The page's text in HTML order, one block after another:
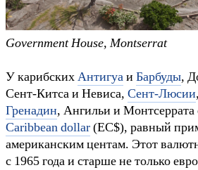
Government House, Montserrat
У карибскихАнтигуаи Барбуды,
Сент-Китса и Невиса, Сент-Люсии,
Гренадин, Ангильи и
Caribbean dollar(EC$), равный
американским центам. Этот
с 1965 года и старше не только